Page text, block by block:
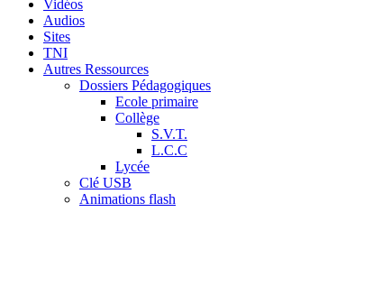
Vidéos
Audios
Sites
TNI
Autres Ressources
Dossiers Pédagogiques
Ecole primaire
Collège
S.V.T.
L.C.C
Lycée
Clé USB
Animations flash